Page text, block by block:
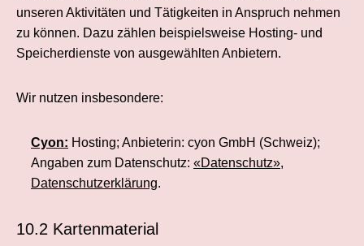
unseren Aktivitäten und Tätigkeiten in Anspruch nehmen
zu können. Dazu zählen beispielsweise Hosting- und
Speicherdienste von ausgewählten Anbietern.
Wir nutzen insbesondere:
Cyon: Hosting; Anbieterin: cyon GmbH (Schweiz);
Angaben zum Datenschutz: «Datenschutz»,
Datenschutzerklärung.
10.2 Kartenmaterial